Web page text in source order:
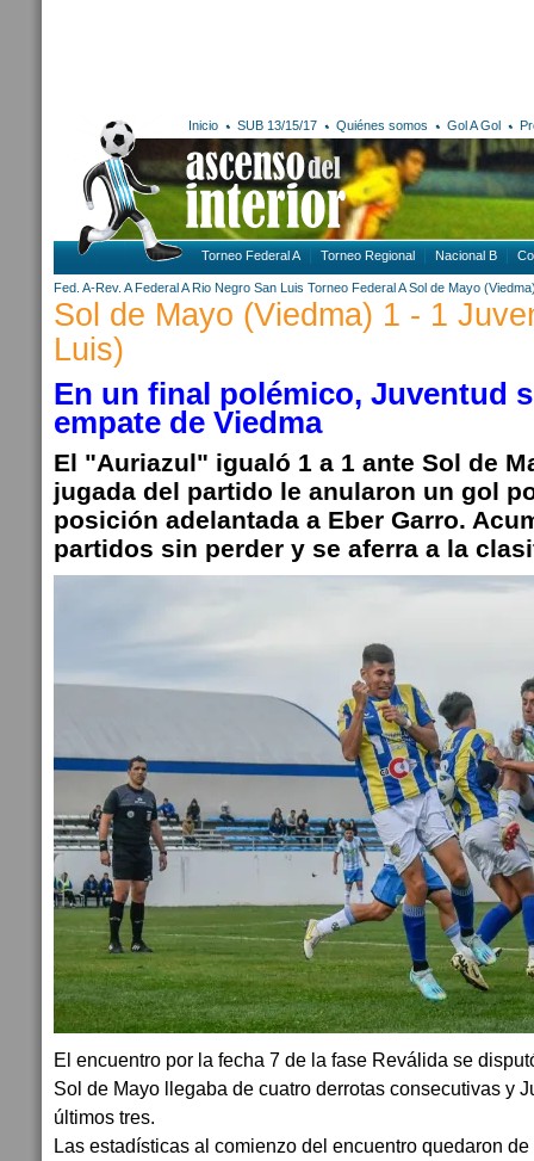
Inicio SUB 13/15/17 Quiénes somos Gol A Gol
Torneo Federal A Torneo Regional Nacional B
Fed. A-Rev. A Federal A Rio Negro San Luis Torneo Federal A Sol de Mayo
Sol de Mayo (Viedma) 1 - 1
Luis)
En un final polémico, Juventud
empate de Viedma
El "Auriazul" igualó 1 a 1 ante Sol de
jugada del partido le anularon un gol
posición adelantada a Eber Garro.
partidos sin perder y se aferra a la
El encuentro por la fecha 7 de la fase Reválida se
Sol de Mayo llegaba de cuatro derrotas consecutivas y
últimos tres.
Las estadísticas al comienzo del encuentro quedaron